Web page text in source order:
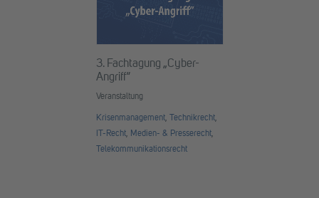
3. Fachtagung „Cyber-
Angriff“
Veranstaltung
Krisenmanagement, Technikrecht,
IT-Recht, Medien- & Presserecht,
Telekommunikationsrecht